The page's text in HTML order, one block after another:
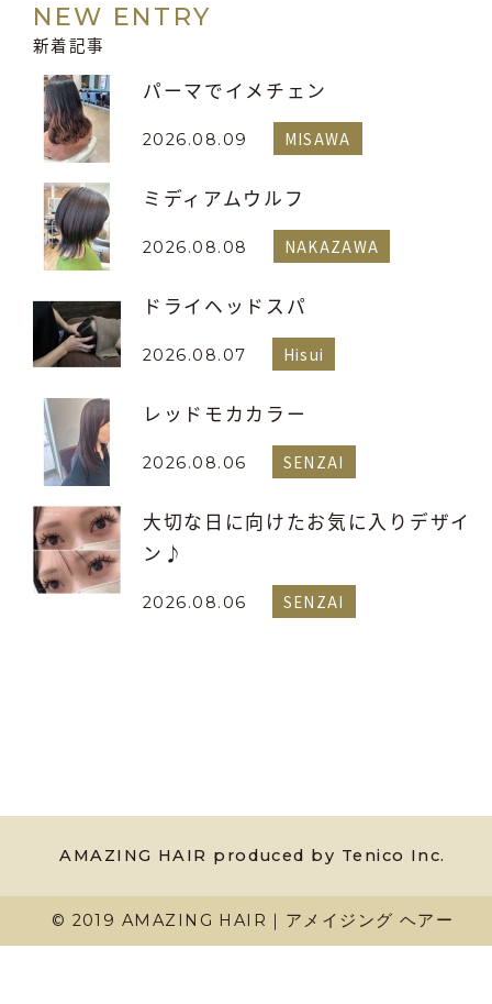
NEW ENTRY
新着記事
パーマでイメチェン
2026.08.09 MISAWA
ミディアムウルフ
2026.08.08 NAKAZAWA
ドライヘッドスパ
2026.08.07 Hisui
レッドモカカラー
2026.08.06 SENZAI
大切な日に向けたお気に入りデザイ
ン♪
2026.08.06 SENZAI
AMAZING HAIR produced by Tenico Inc.
© 2019 AMAZING HAIR｜アメイジング ヘアー